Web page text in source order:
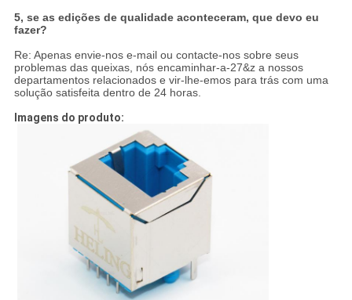
5, se as edições de qualidade aconteceram, que devo eu
fazer?
Re: Apenas envie-nos e-mail ou contacte-nos sobre seus
problemas das queixas, nós encaminhar-a-27&z a nossos
departamentos relacionados e vir-lhe-emos para trás com uma
solução satisfeita dentro de 24 horas.
Imagens do produto: